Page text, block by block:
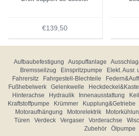
€139,50
Aufbaubefestigung Auspuffanlage
Bremsseilzug
Einspritzpumpe Elekt. Ausr.
Fahrersitz
Fahrgestell-Blechteile
Fußhebelwerk
Gelenkwelle
Hinterachse
Hydraulik Innenausstattung
Kraftstoffpumpe
Krümmer Kupplung&Getriebe
Motoraufhängung
Motorelektrik
Türen
Verdeck Vergaser Vorderachse
Zubehör
Ölpumpe